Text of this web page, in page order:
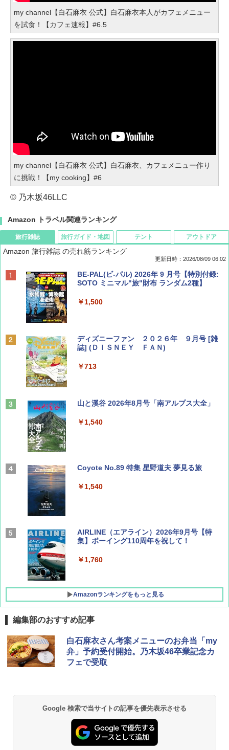
my channel【白石麻衣 公式】白石麻衣本人がカフェメニュー
を試食！【カフェ速報】#6.5
my channel【白石麻衣 公式】白石麻衣、カフェメニュー作り
に挑戦！【my cooking】#6
© 乃木坂46LLC
Amazon トラベル関連ランキング
旅行雑誌
Amazon 旅行雑誌 の売れ筋ランキング
更新日時：2026/08/09 06:02
BE-PAL(ビ-パル) 2026年 9 月号【特別付録:
SOTO ミニマル"旅"財布 ランダム2種】
￥1,500
ディズニーファン ２０２６年 ９月号 [雑
誌] (ＤＩＳＮＥＹ ＦＡＮ)
￥713
山と溪谷 2026年8月号「南アルプス大全」
￥1,540
Coyote No.89 特集 星野道夫 夢見る旅
￥1,540
AIRLINE（エアライン）2026年9月号【特
集】ボーイング110周年を祝して！
￥1,760
Amazonランキングをもっと見る
旅行ガイド・地図
地球の歩き方 スター・ウォーズ
￥2,695
球の歩き方A ヨーロッパ
￥2,479
テント
[キャンパーズコレクション 山善] ポップアッ
プテント 傘みたいに広げて畳める パッとサ
ッとサンシェード キューブ フルクローズ メ
ッシュ 簡単設置 ワンタッチテント キャンプ
PYKES PEAK (パイクスピーク) 着替えテン
ト プライバシー テント 【中が透けない】 1
人用 折りたたみ 防災グッズ 災害用トイレ ビ
ーチ ピクニック ポップアップテント 携帯 簡
アウトドア
DEWEL パラソル 大型 ビーチ アウトドアパ
ラソル ガーデン サイトシート付 折りたたみ
防水 UVカット 4段階高さ調整 軽量 収納袋付
き
熊撃退スプレー 熊よけスプレー 熊スプレー
【日本企業販売】超強力クマ対策スプレー 30
0ml（連続噴射30秒）110ml（連続噴射15
秒）射程5～10m 安全ロック搭載 携帯収納袋
付き ヒグマ・イノシシ対策 自治体・教育機
編集部のおすすめ記事
白石麻衣さん考案メニューのお弁当「my
弁」予約受付開始。乃木坂46卒業記念カ
フェで受取
Google 検索で当サイトの記事を優先表示させる